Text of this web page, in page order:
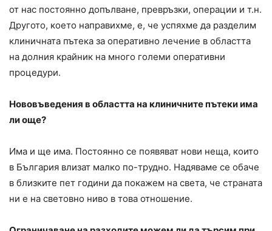
от нас постоянно допълване, превръзки, операции и т.н.
Другото, което направихме, е, че успяхме да разделим
клиничната пътека за оперативно лечение в областта
на долния крайник на много големи оперативни
процедури.
Нововъведения в областта на клиничните пътеки има
ли още?
Има и ще има. Постоянно се появяват нови неща, които
в България влизат малко по-трудно. Надяваме се обаче
в близките пет години да покажем на света, че страната
ни е на световно ниво в това отношение.